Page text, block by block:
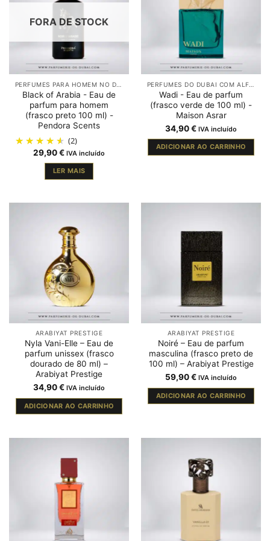
FORA DE STOCK
Black of Arabia - Eau de
parfum para homem
(frasco preto 100 ml) -
Pendora Scents
(2)
29,90€ IVA incluído
LER MAIS
PERFUMES DO DUBAI COM ALFAZEMA
Wadi - Eau de parfum
(frasco verde de 100 ml) -
Maison Asrar
34,90€ IVA incluído
ADICIONAR AO CARRINHO
ARABIYAT PRESTIGE
Nyla Vani-Elle – Eau de
parfum unissex (frasco
dourado de 80 ml) –
Arabiyat Prestige
34,90€ IVA incluído
ADICIONAR AO CARRINHO
ARABIYAT PRESTIGE
Noiré – Eau de parfum
masculina (frasco preto de
100 ml) – Arabiyat Prestige
59,90€ IVA incluído
ADICIONAR AO CARRINHO